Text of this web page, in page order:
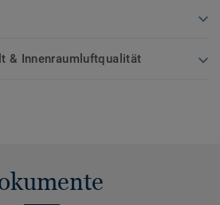
& Innenraumluftqualität